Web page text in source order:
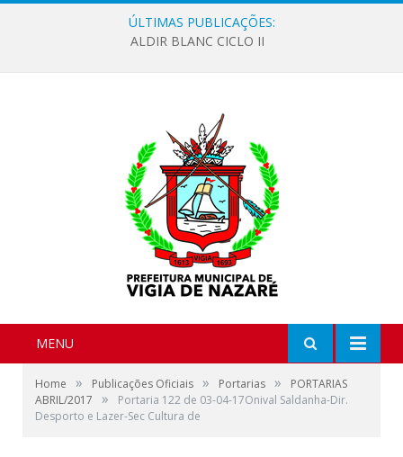
ÚLTIMAS PUBLICAÇÕES:
ALDIR BLANC CICLO II
MENU
Home » Publicações Oficiais » Portarias »
PORTARIAS
ABRIL/2017
»
Portaria 122 de 03-04-17Onival Saldanha-Dir.
Desporto e Lazer-Sec Cultura de